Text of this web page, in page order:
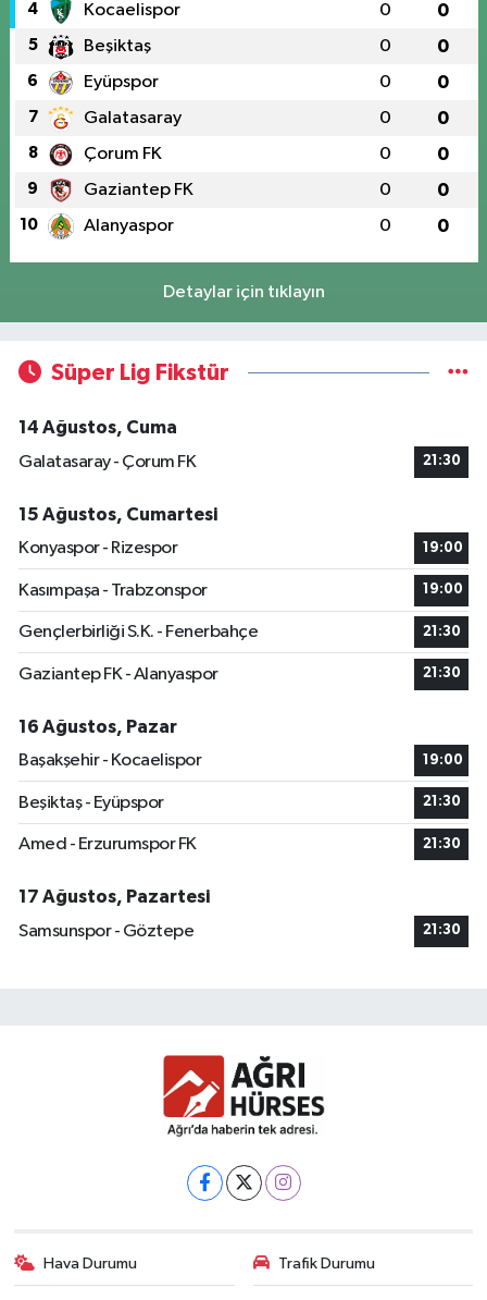
4 Kocaelispor 0 0
5 Beşiktaş 0 0
6 Eyüpspor 0 0
7 Galatasaray 0 0
8 Çorum FK 0 0
9 Gaziantep FK 0 0
10 Alanyaspor 0 0
Detaylar için tıklayın
Süper Lig Fikstür
14 Ağustos, Cuma
Galatasaray - Çorum FK
21:30
15 Ağustos, Cumartesi
Konyaspor - Rizespor
19:00
Kasımpaşa - Trabzonspor 19:00
Gençlerbirliği S.K. - Fenerbahçe 21:30
Gaziantep FK - Alanyaspor 21:30
16 Ağustos, Pazar
Başakşehir - Kocaelispor
19:00
Beşiktaş - Eyüpspor 21:30
Amed - Erzurumspor FK 21:30
17 Ağustos, Pazartesi
Samsunspor - Göztepe
21:30
Hava Durumu Trafik Durumu